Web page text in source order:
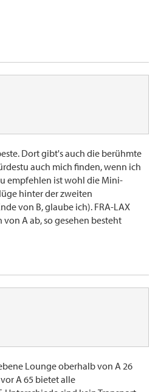
Dort gibt's auch die berühmte
auch mich finden, wenn ich
empfehlen ist wohl die Mini-
hinter der zweiten
von B, glaube ich). FRA-LAX
A ab, so gesehen besteht
Lounge oberhalb von A 26
A 65 bietet alle